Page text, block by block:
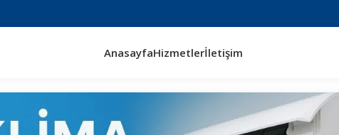
AnasayfaHizmetlerİletişim